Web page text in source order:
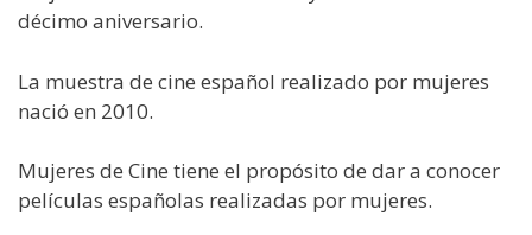
décimo aniversario.
La muestra de cine español realizado por mujeres
nació en 2010.
Mujeres de Cine tiene el propósito de dar a conocer
películas españolas realizadas por mujeres.